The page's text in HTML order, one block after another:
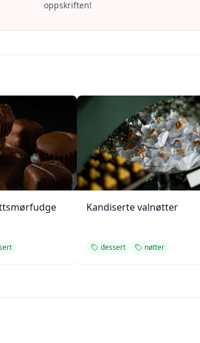
oppskriften!
Kandiserte valnøtter
dessert nøtter